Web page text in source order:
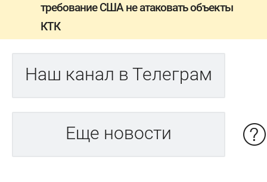
требование США не атаковать объекты
КТК
Наш канал в Телеграм
Еще новости